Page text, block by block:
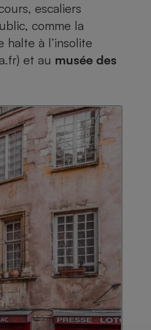
escaliers
comme la
halte à l’insolite
et au musée des